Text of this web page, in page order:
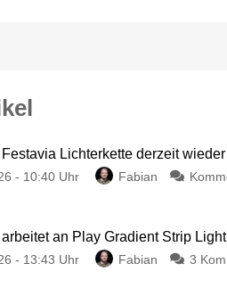
Lichterkette derzeit
- 10:40 Uhr Fabian
an Play Gradient Strip
- 13:43 Uhr Fabian 3